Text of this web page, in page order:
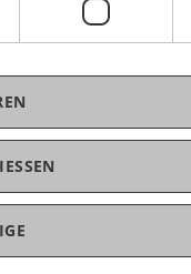
8.
the
the
Copenhagen.